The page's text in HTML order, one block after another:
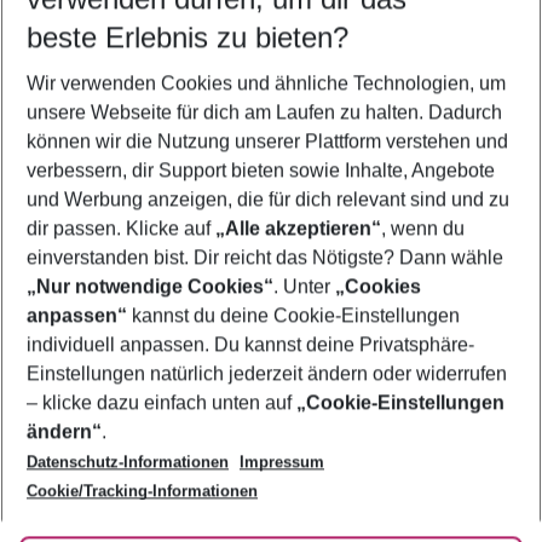
5-8 Nächte
2 Erwachsene Keine Kinder
Mehr Filter anzeigen
Footer
Footer navigation
Über uns
AGB
Bestpreisgarantie
Cookie-Einstellungen ändern
Cookie-Richtlinie
Agenturbetreuung
Barrierefreies Reisen
Folge uns
beste Erlebnis zu bieten?
Wir verwenden Cookies und ähnliche Technologien, um
unsere Webseite für dich am Laufen zu halten. Dadurch
können wir die Nutzung unserer Plattform verstehen und
verbessern, dir Support bieten sowie Inhalte, Angebote
und Werbung anzeigen, die für dich relevant sind und zu
dir passen. Klicke auf „Alle akzeptieren“, wenn du
einverstanden bist. Dir reicht das Nötigste? Dann wähle
„Nur notwendige Cookies“. Unter „Cookies
anpassen“ kannst du deine Cookie-Einstellungen
individuell anpassen. Du kannst deine Privatsphäre-
Einstellungen natürlich jederzeit ändern oder widerrufen
– klicke dazu einfach unten auf „Cookie-Einstellungen
ändern“.
Datenschutz-Informationen
Impressum
Cookie/Tracking-Informationen